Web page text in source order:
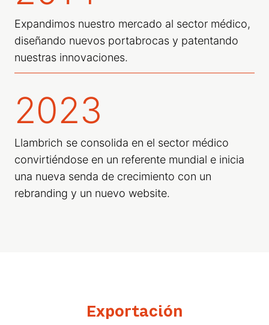
Expandimos nuestro mercado al sector médico,
diseñando nuevos portabrocas y patentando
nuestras innovaciones.
2023
Llambrich se consolida en el sector médico
convirtiéndose en un referente mundial e inicia
una nueva senda de crecimiento con un
rebranding y un nuevo website.
Exportación